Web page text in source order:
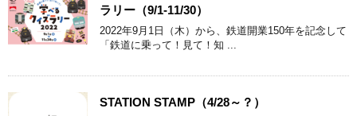
ラリー（9/1-11/30）
2022年9月1日（木）から、鉄道開業150年を記念して
「鉄道に乗って！見て！知 ...
STATION STAMP（4/28～？）